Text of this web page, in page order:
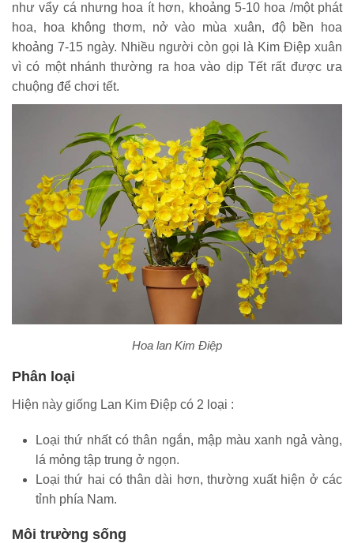
như vẩy cá nhưng hoa ít hơn, khoảng 5-10 hoa /một phát
hoa, hoa không thơm, nở vào mùa xuân, độ bền hoa
khoảng 7-15 ngày. Nhiều người còn gọi là Kim Điệp xuân
vì có một nhánh thường ra hoa vào dịp Tết rất được ưa
chuộng để chơi tết.
Hoa lan Kim Điệp
Phân loại
Hiện này giống Lan Kim Điệp có 2 loại :
Loại thứ nhất có thân ngắn, mập màu xanh ngả vàng,
lá mỏng tập trung ở ngọn.
Loại thứ hai có thân dài hơn, thường xuất hiện ở các
tỉnh phía Nam.
Môi trường sống